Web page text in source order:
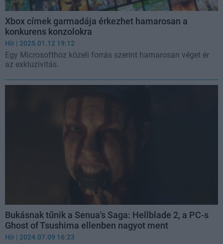
Xbox címek garmadája érkezhet hamarosan a
konkurens konzolokra
Hír | 2025.01.12 19:12
Egy Microsofthoz közeli forrás szerint hamarosan véget ér
az exkluzivitás.
Bukásnak tűnik a Senua's Saga: Hellblade 2, a PC-s
Ghost of Tsushima ellenben nagyot ment
Hír | 2024.07.09 16:23